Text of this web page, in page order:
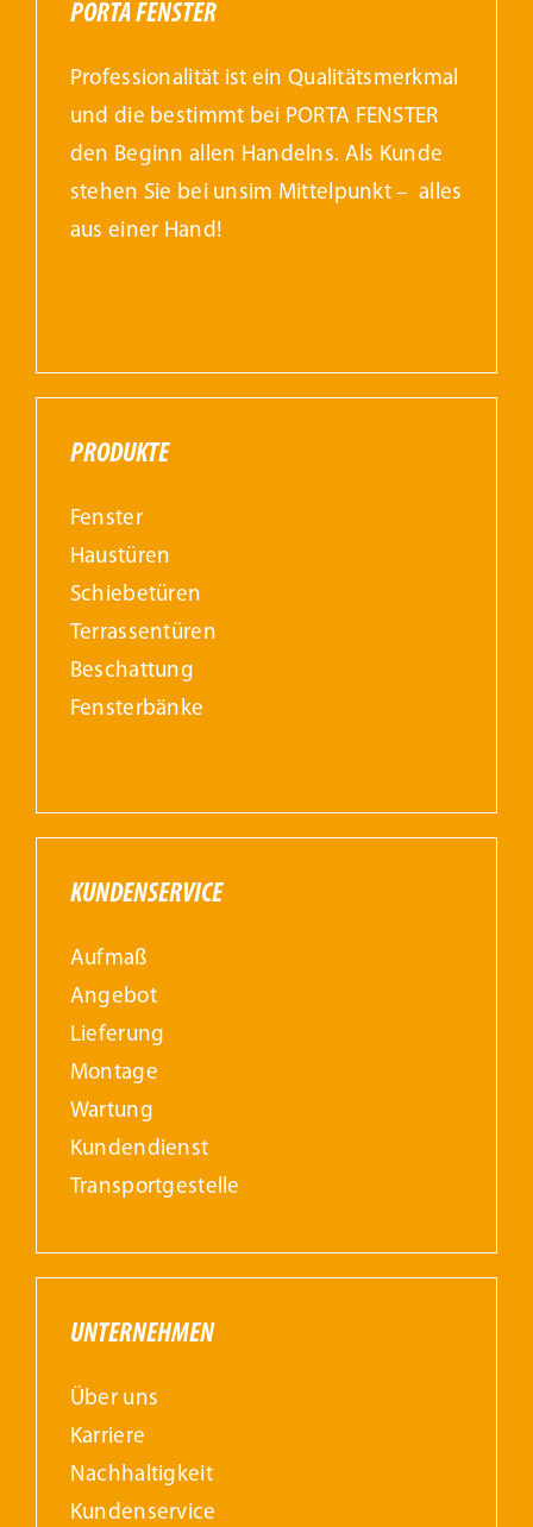
PORTA FENSTER
Professionalität ist ein Qualitätsmerkmal
und die bestimmt bei PORTA FENSTER
den Beginn allen Handelns. Als Kunde
stehen Sie bei unsim Mittelpunkt – alles
aus einer Hand!
PRODUKTE
Fenster
Haustüren
Schiebetüren
Terrassentüren
Beschattung
Fensterbänke
KUNDENSERVICE
Aufmaß
Angebot
Lieferung
Montage
Wartung
Kundendienst
Transportgestelle
UNTERNEHMEN
Über uns
Karriere
Nachhaltigkeit
Kundenservice